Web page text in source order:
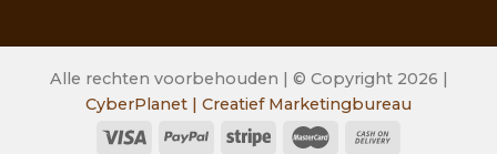
Alle rechten voorbehouden | © Copyright 2026 |
CyberPlanet | Creatief Marketingbureau